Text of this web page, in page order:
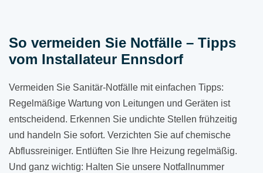
So vermeiden Sie Notfälle – Tipps
vom Installateur Ennsdorf
Vermeiden Sie Sanitär-Notfälle mit einfachen Tipps:
Regelmäßige Wartung von Leitungen und Geräten ist
entscheidend. Erkennen Sie undichte Stellen frühzeitig
und handeln Sie sofort. Verzichten Sie auf chemische
Abflussreiniger. Entlüften Sie Ihre Heizung regelmäßig.
Und ganz wichtig: Halten Sie unsere Notfallnummer